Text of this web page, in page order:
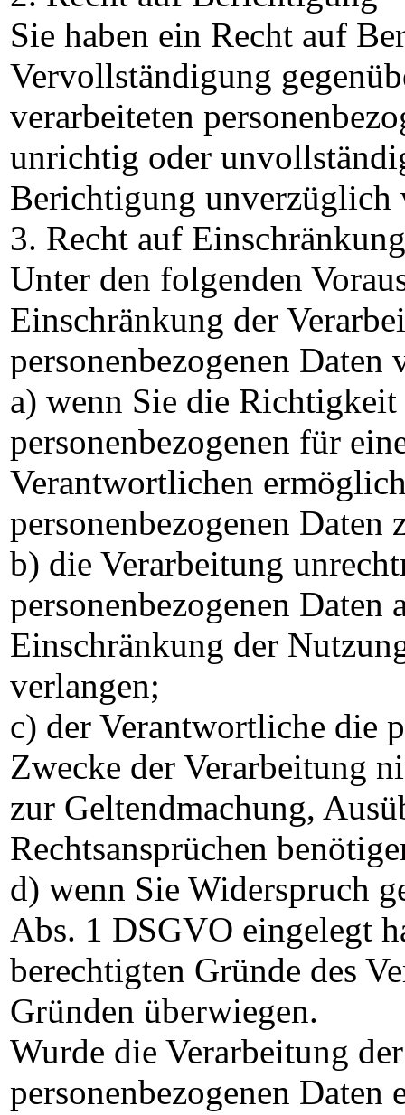
Sie haben ein Recht auf
Vervollständigung
verarbeiteten
unrichtig oder
Berichtigung unverzüglich
3. Recht auf
Unter den folgenden
Einschränkung der
personenbezogenen Daten
a) wenn Sie die
personenbezogenen für
Verantwortlichen
personenbezogenen Daten
b) die Verarbeitung
personenbezogenen Daten
Einschränkung der
verlangen;
c) der Verantwortliche die
Zwecke der Verarbeitung
zur Geltendmachung,
Rechtsansprüchen
d) wenn Sie Widerspruch
Abs. 1 DSGVO eingelegt
berechtigten Gründe des
Gründen überwiegen.
Wurde die Verarbeitung
personenbezogenen